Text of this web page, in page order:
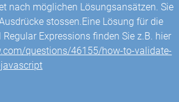
nach möglichen Lösungsansätzen. Sie
stossen.Eine Lösung für die
Expressions finden Sie z.B. hier
questions/46155/how-to-validate-